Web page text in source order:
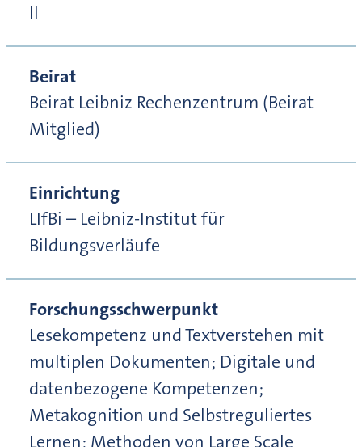
II
Beirat
Beirat Leibniz Rechenzentrum (Beirat
Mitglied)
Einrichtung
LIfBi – Leibniz-Institut für
Bildungsverläufe
Forschungsschwerpunkt
Lesekompetenz und Textverstehen mit
multiplen Dokumenten; Digitale und
datenbezogene Kompetenzen;
Metakognition und Selbstreguliertes
Lernen; Methoden von Large Scale